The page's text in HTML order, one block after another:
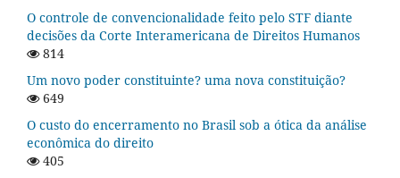
O controle de convencionalidade feito pelo STF diante
decisões da Corte Interamericana de Direitos Humanos
814
Um novo poder constituinte? uma nova constituição?
649
O custo do encerramento no Brasil sob a ótica da análise
econômica do direito
405